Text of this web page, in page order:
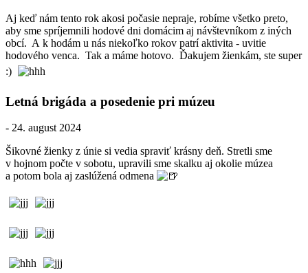
Aj keď nám tento rok akosi počasie nepraje, robíme všetko preto,
aby sme spríjemnili hodové dni domácim aj návštevníkom z iných
obcí. A k hodám u nás niekoľko rokov patrí aktivita - uvitie
hodového venca. Tak a máme hotovo. Ďakujem žienkám, ste super
:)
Letná brigáda a posedenie pri múzeu
- 24. august 2024
Šikovné žienky z únie si vedia spraviť krásny deň. Stretli sme
v hojnom počte v sobotu, upravili sme skalku aj okolie múzea
a potom bola aj zaslúžená odmena